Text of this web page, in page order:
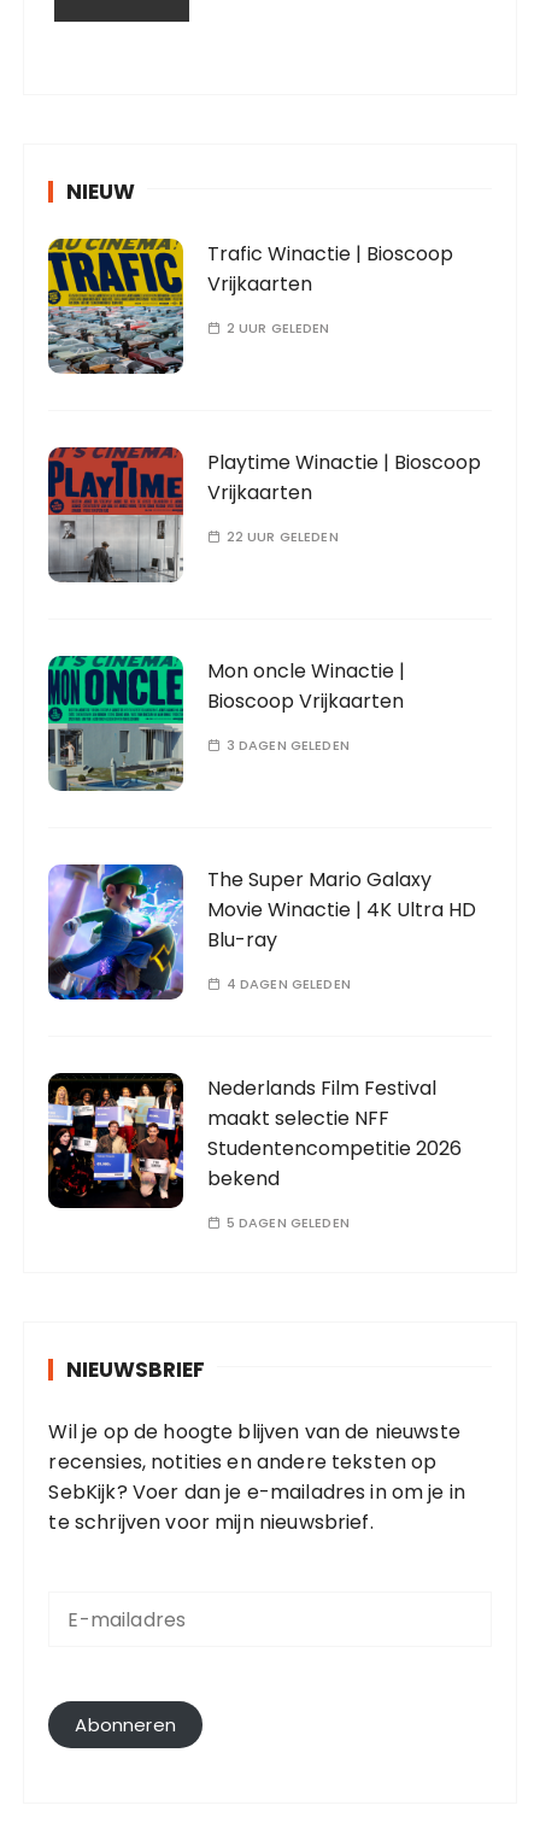
NIEUW
Trafic Winactie | Bioscoop
Vrijkaarten
2 UUR GELEDEN
Playtime Winactie | Bioscoop
Vrijkaarten
22 UUR GELEDEN
Mon oncle Winactie |
Bioscoop Vrijkaarten
3 DAGEN GELEDEN
The Super Mario Galaxy
Movie Winactie | 4K Ultra HD
Blu-ray
4 DAGEN GELEDEN
Nederlands Film Festival
maakt selectie NFF
Studentencompetitie 2026
bekend
5 DAGEN GELEDEN
NIEUWSBRIEF
Wil je op de hoogte blijven van de nieuwste
recensies, notities en andere teksten op
SebKijk? Voer dan je e-mailadres in om je in
te schrijven voor mijn nieuwsbrief.
l
a
Abonneren